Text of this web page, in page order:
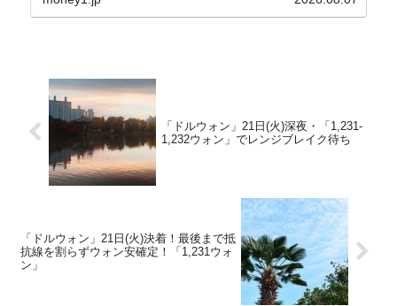
「ドルウォン」21日(火)深夜・「1,231-
1,232ウォン」でレンジブレイク待ち
「ドルウォン」21日(火)決着！最後まで抵
抗線を割らずウォン安確定！「1,231ウォ
ン」